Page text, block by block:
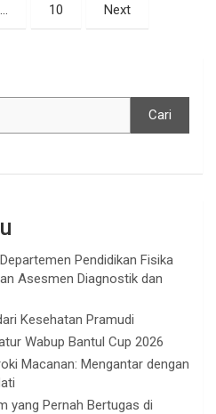
… 10 Next
Cari
Pendidikan Fisika
Asesmen Diagnostik dan
Kesehatan Pramudi
Wabup Bantul Cup 2026
Macanan: Mengantar dengan
yang Pernah Bertugas di